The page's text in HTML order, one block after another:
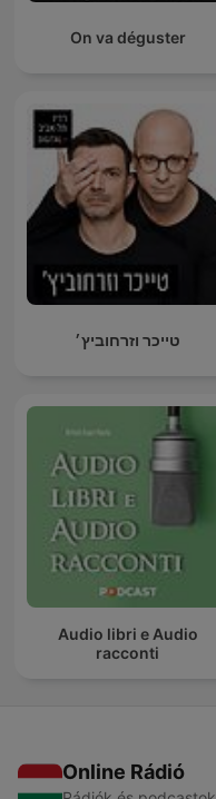
On va déguster
טייכר וזרחוביץ׳
Audio libri e Audio
racconti
Online Rádió